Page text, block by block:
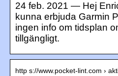
24 feb. 2021 — Hej
kunna erbjuda Garmin
ingen info om tidsplan
tillgängligt.
http s://www.pocket-lint.com ›